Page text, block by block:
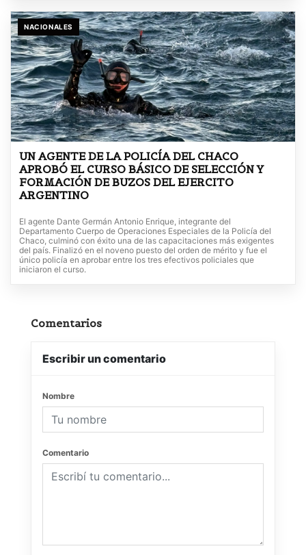
NACIONALES
UN AGENTE DE LA POLICÍA DEL CHACO
APROBÓ EL CURSO BÁSICO DE SELECCIÓN Y
FORMACIÓN DE BUZOS DEL EJERCITO
ARGENTINO
El agente Dante Germán Antonio Enrique, integrante del
Departamento Cuerpo de Operaciones Especiales de la Policía del
Chaco, culminó con éxito una de las capacitaciones más exigentes
del país. Finalizó en el noveno puesto del orden de mérito y fue el
único policía en aprobar entre los tres efectivos policiales que
iniciaron el curso.
Comentarios
Escribir un comentario
Nombre
Comentario